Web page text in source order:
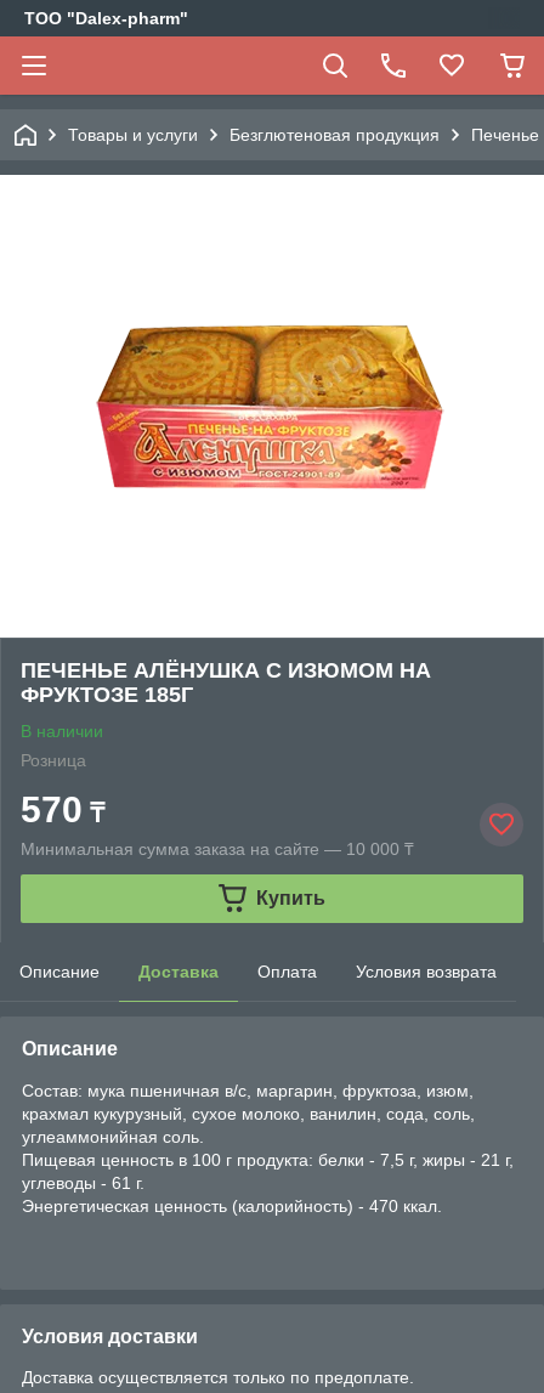
ТОО "Dalex-pharm"
Товары и услуги Безглютеновая продукция Печенье
ПЕЧЕНЬЕ АЛЁНУШКА С ИЗЮМОМ НА
ФРУКТОЗЕ 185Г
В наличии
Розница
570 ₸
Минимальная сумма заказа на сайте — 10 000 ₸
Купить
Описание Доставка Оплата Условия возврата
Описание
Состав: мука пшеничная в/с, маргарин, фруктоза, изюм,
крахмал кукурузный, сухое молоко, ванилин, сода, соль,
углеаммонийная соль.
Пищевая ценность в 100 г продукта: белки - 7,5 г, жиры - 21 г,
углеводы - 61 г.
Энергетическая ценность (калорийность) - 470 ккал.
Условия доставки
Доставка осуществляется только по предоплате.